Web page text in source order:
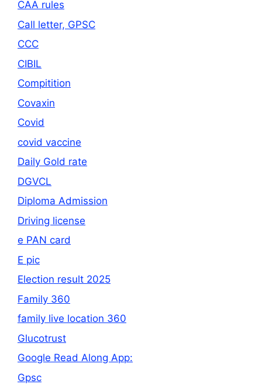
CAA rules
Call letter, GPSC
CCC
CIBIL
Compitition
Covaxin
Covid
covid vaccine
Daily Gold rate
DGVCL
Diploma Admission
Driving license
e PAN card
E pic
Election result 2025
Family 360
family live location 360
Glucotrust
Google Read Along App:
Gpsc